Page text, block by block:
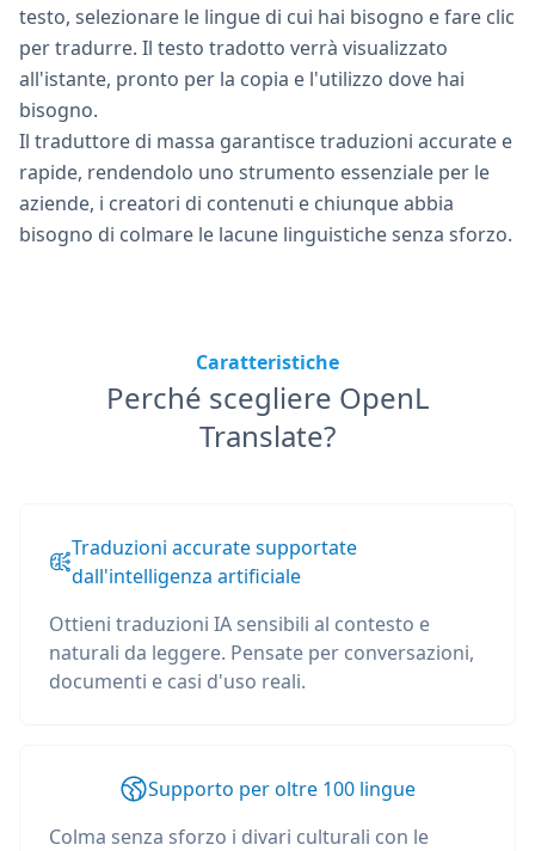
testo, selezionare le lingue di cui hai bisogno e fare clic
per tradurre. Il testo tradotto verrà visualizzato
all'istante, pronto per la copia e l'utilizzo dove hai
bisogno.
Il traduttore di massa garantisce traduzioni accurate e
rapide, rendendolo uno strumento essenziale per le
aziende, i creatori di contenuti e chiunque abbia
bisogno di colmare le lacune linguistiche senza sforzo.
Caratteristiche
Perché scegliere OpenL
Translate?
Traduzioni accurate supportate
dall'intelligenza artificiale
Ottieni traduzioni IA sensibili al contesto e
naturali da leggere. Pensate per conversazioni,
documenti e casi d'uso reali.
Supporto per oltre 100 lingue
Colma senza sforzo i divari culturali con le